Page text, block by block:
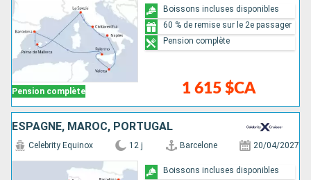
Pension complète 1 615 $CA
Boissons incluses disponibles
60 % de remise sur le 2e passager
Pension complète
ESPAGNE, MAROC, PORTUGAL
Celebrity Equinox 12 j Barcelone 20/04/2027
Boissons incluses disponibles